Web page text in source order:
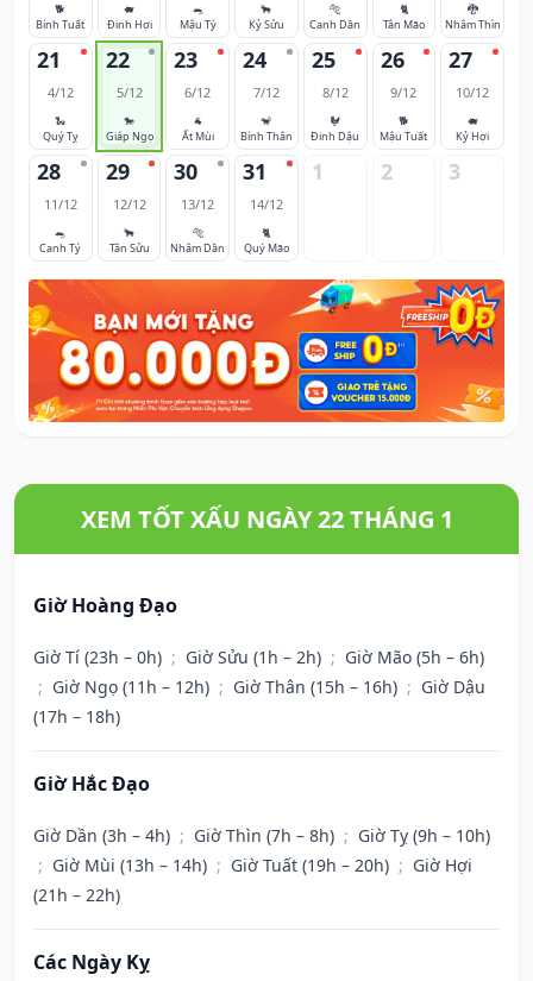
🐕
Bính Tuất
🐖
Đinh Hợi
🐀
Mậu Tý
🐂
Kỷ Sửu
🐅
Canh Dần
🐈
Tân Mão
🐉
Nhâm Thìn
21
4/12
🐍
Quý Tỵ
22
5/12
🐎
Giáp Ngọ
23
6/12
🐐
Ất Mùi
24
7/12
🐒
Bính Thân
25
8/12
🐓
Đinh Dậu
26
9/12
🐕
Mậu Tuất
27
10/12
🐖
Kỷ Hợi
28
11/12
🐀
Canh Tý
29
12/12
🐂
Tân Sửu
30
13/12
🐅
Nhâm Dần
31
14/12
🐈
Quý Mão
1 2 3
XEM TỐT XẤU NGÀY 22 THÁNG 1
Giờ Hoàng Đạo
Giờ Tí (23h – 0h) ; Giờ Sửu (1h – 2h) ; Giờ Mão (5h – 6h)
; Giờ Ngọ (11h – 12h) ; Giờ Thân (15h – 16h) ; Giờ Dậu
(17h – 18h)
Giờ Hắc Đạo
Giờ Dần (3h – 4h) ; Giờ Thìn (7h – 8h) ; Giờ Tỵ (9h – 10h)
; Giờ Mùi (13h – 14h) ; Giờ Tuất (19h – 20h) ; Giờ Hợi
(21h – 22h)
Các Ngày Kỵ